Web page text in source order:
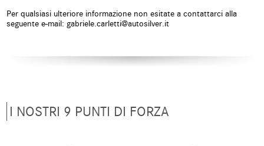
antiabbagliamento
Freno di stazionamento elettrico Hill holder
Kit antipanne Leve al volante
Per qualsiasi ulteriore informazione non esitate a contattarci alla
seguente e-mail: gabriele.carletti@autosilver.it
I NOSTRI 9 PUNTI DI FORZA